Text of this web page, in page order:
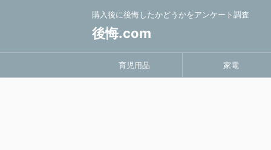
購入後に後悔したかどうかをアンケート調査
後悔.com
育児用品 家電